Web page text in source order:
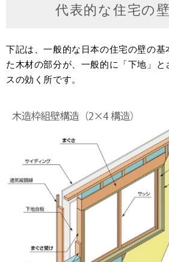
代表的な住宅の
下記は、一般的な日本の住宅の壁の基
た木材の部分が、一般的に「下地」
スの効く所です。